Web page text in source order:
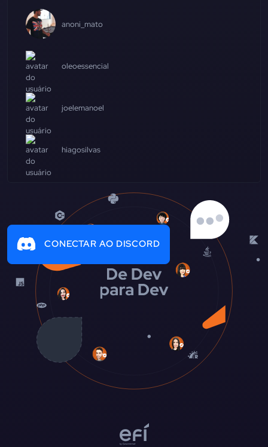
anoni_mato
oleoessencial
joelemanoel
hiagosilvas
CONECTAR AO DISCORD